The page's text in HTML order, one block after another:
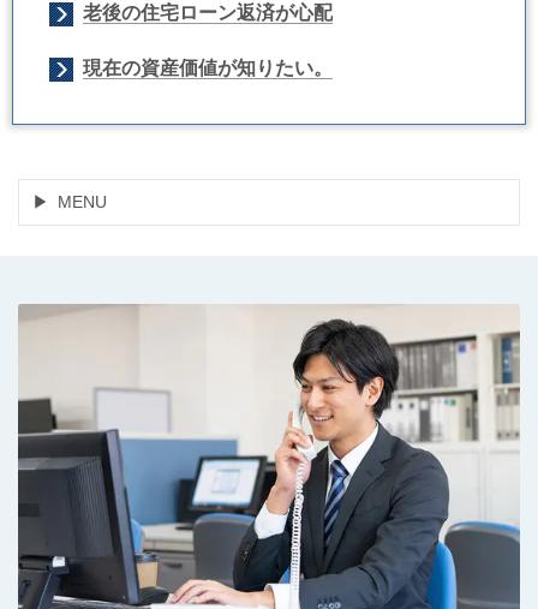
老後の住宅ローン返済が心配
現在の資産価値が知りたい。
MENU